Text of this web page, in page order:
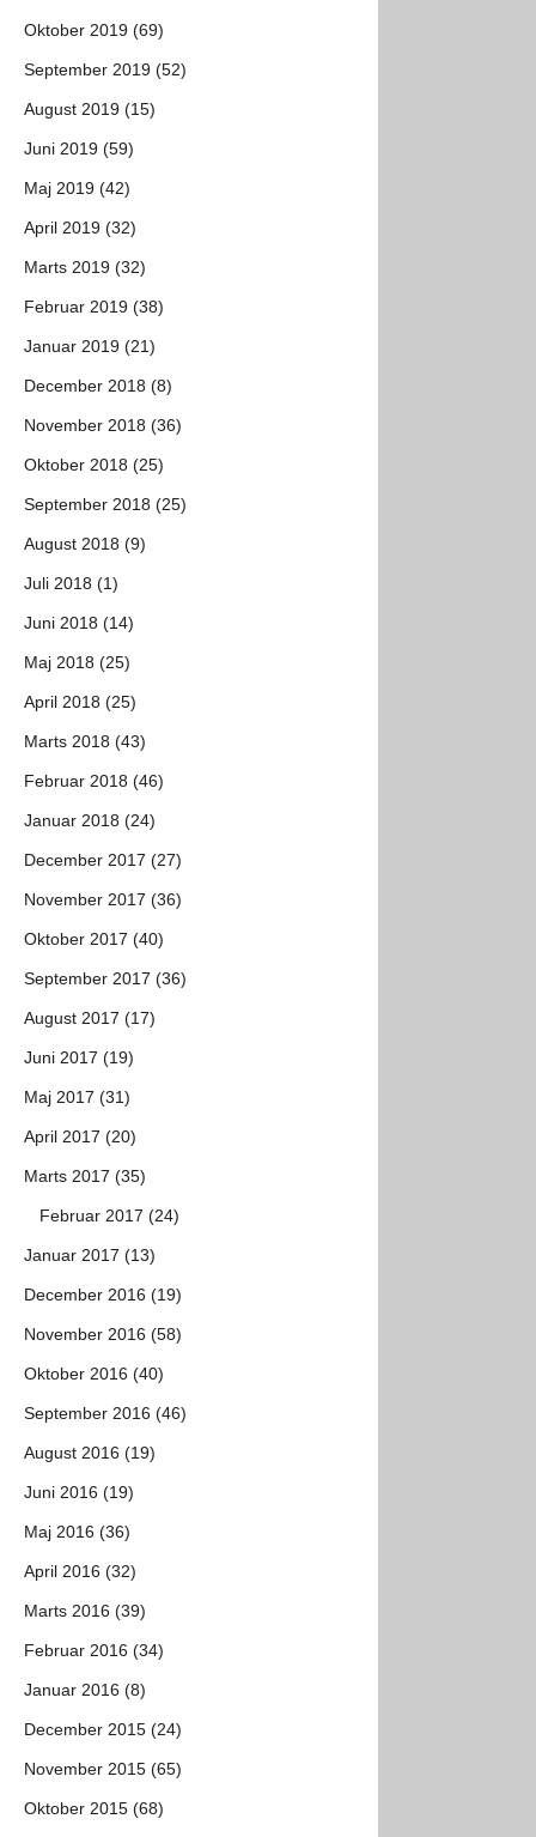
Oktober 2019 (69)
September 2019 (52)
August 2019 (15)
Juni 2019 (59)
Maj 2019 (42)
April 2019 (32)
Marts 2019 (32)
Februar 2019 (38)
Januar 2019 (21)
December 2018 (8)
November 2018 (36)
Oktober 2018 (25)
September 2018 (25)
August 2018 (9)
Juli 2018 (1)
Juni 2018 (14)
Maj 2018 (25)
April 2018 (25)
Marts 2018 (43)
Februar 2018 (46)
Januar 2018 (24)
December 2017 (27)
November 2017 (36)
Oktober 2017 (40)
September 2017 (36)
August 2017 (17)
Juni 2017 (19)
Maj 2017 (31)
April 2017 (20)
Marts 2017 (35)
Februar 2017 (24)
Januar 2017 (13)
December 2016 (19)
November 2016 (58)
Oktober 2016 (40)
September 2016 (46)
August 2016 (19)
Juni 2016 (19)
Maj 2016 (36)
April 2016 (32)
Marts 2016 (39)
Februar 2016 (34)
Januar 2016 (8)
December 2015 (24)
November 2015 (65)
Oktober 2015 (68)